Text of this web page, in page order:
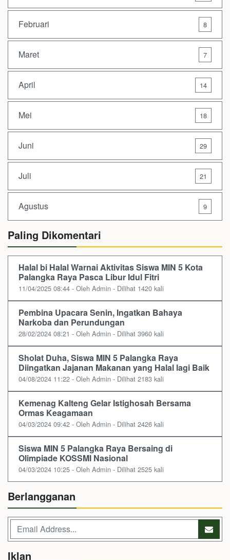
Februari 8
Maret 7
April 14
Mei 18
Juni 29
Juli 21
Agustus 9
Paling Dikomentari
Halal bi Halal Warnai Aktivitas Siswa MIN 5 Kota
Palangka Raya Pasca Libur Idul Fitri
11/04/2025 08:44 - Oleh Admin - Dilihat 1420 kali
Pembina Upacara Senin, Ingatkan Bahaya
Narkoba dan Perundungan
28/02/2024 08:21 - Oleh Admin - Dilihat 3960 kali
Sholat Duha, Siswa MIN 5 Palangka Raya
Diingatkan Jajanan Makanan yang Halal lagi Baik
04/08/2024 11:22 - Oleh Admin - Dilihat 2183 kali
Kemenag Kalteng Gelar Istighosah Bersama
Ormas Keagamaan
04/03/2024 09:42 - Oleh Admin - Dilihat 2426 kali
Siswa MIN 5 Palangka Raya Bersaing di
Olimpiade KOSSMI Nasional
04/03/2024 10:25 - Oleh Admin - Dilihat 2525 kali
Berlangganan
Iklan